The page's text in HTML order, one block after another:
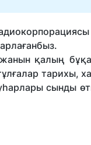
қалың
тарихы,
сынды